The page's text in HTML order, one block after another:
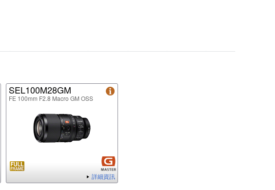
SEL100M28GM
FE 100mm F2.8 Macro GM OSS
詳細資訊